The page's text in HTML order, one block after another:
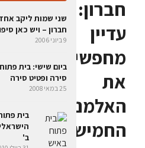
חברון:
עדיין
מחפשים
את
האלמנט
החמישי
שני שמות ליקב
חברון – ויש כאן
9 ביוני 2006
ביום שישי: בית
סירה ופטיט סירה
25 במאי 2008
בית
ב'